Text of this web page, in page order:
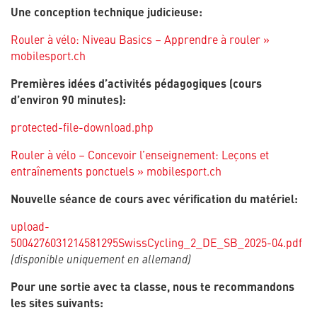
Une conception technique judicieuse:
Rouler à vélo: Niveau Basics – Apprendre à rouler »
mobilesport.ch
Premières idées d’activités pédagogiques (cours
d’environ 90 minutes):
protected-file-download.php
Rouler à vélo – Concevoir l’enseignement: Leçons et
entraînements ponctuels » mobilesport.ch
Nouvelle séance de cours avec vérification du matériel:
upload-
5004276031214581295SwissCycling_2_DE_SB_2025-04.pdf
(disponible uniquement en allemand)
Pour une sortie avec ta classe, nous te recommandons
les sites suivants: